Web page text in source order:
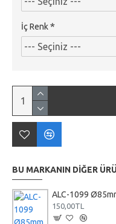
İç Renk
BU MARKANIN DIĞER
ALC-1099
150,00TL